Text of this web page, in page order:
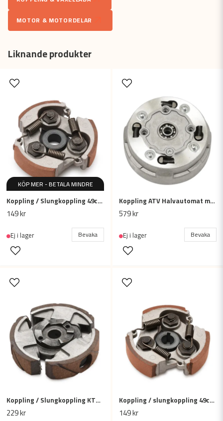
Liknande produkter
KÖP MER - BETALA MINDRE
Koppling / Slungkoppling 49cc - 2-takt, ATV / mini Dirtbike / barncross
149 kr
Ej i lager Bevaka
Koppling ATV Halvautomat motor, 70-125cc, 17T
579 kr
Ej i lager Bevaka
Koppling / Slungkoppling KTM 50 SR50 SX 50cc
229 kr
Koppling / slungkoppling 49cc mini ATV / minicross (med kilspår)
149 kr
nameNamn
emailMejladress
Ja, ni får publicera min fråga
Skicka fråga
MOTOR & MOTORDELAR